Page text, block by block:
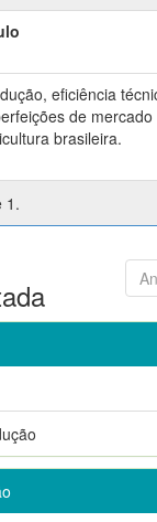
eficiência
de mercado
brasileira.
1.